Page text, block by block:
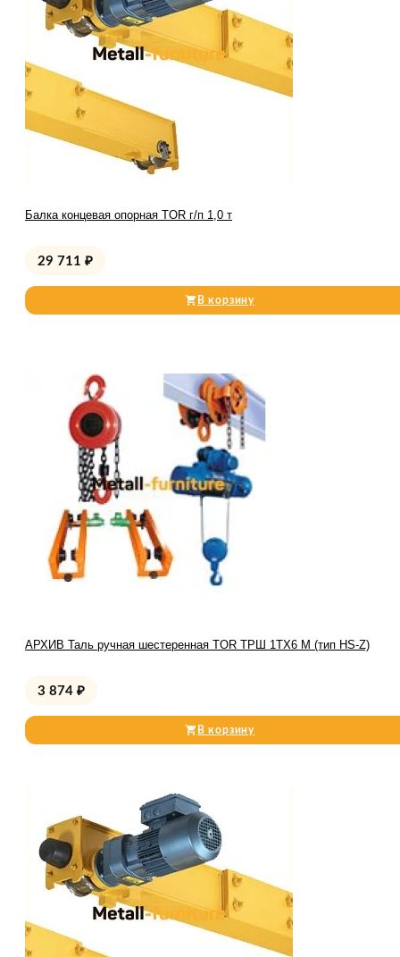
Балка концевая опорная TOR г/п 1,0 т
29 711 ₽
В корзину
АРХИВ Таль ручная шестеренная TOR ТРШ 1ТХ6 М (тип HS-Z)
3 874 ₽
В корзину